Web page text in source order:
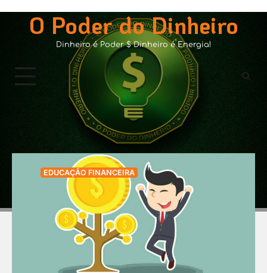
contentO Poder do Dinheiro
Dinheiro é Poder $ Dinheiro é Energia!
outubro 2019
EDUCAÇÃO FINANCEIRA